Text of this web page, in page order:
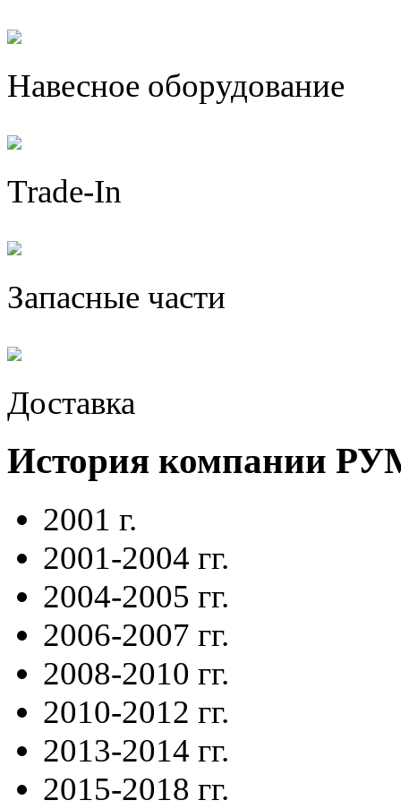
Навесное оборудование
Trade-In
Запасные части
Доставка
История компании
2001 г.
2001-2004 гг.
2004-2005 гг.
2006-2007 гг.
2008-2010 гг.
2010-2012 гг.
2013-2014 гг.
2015-2018 гг.